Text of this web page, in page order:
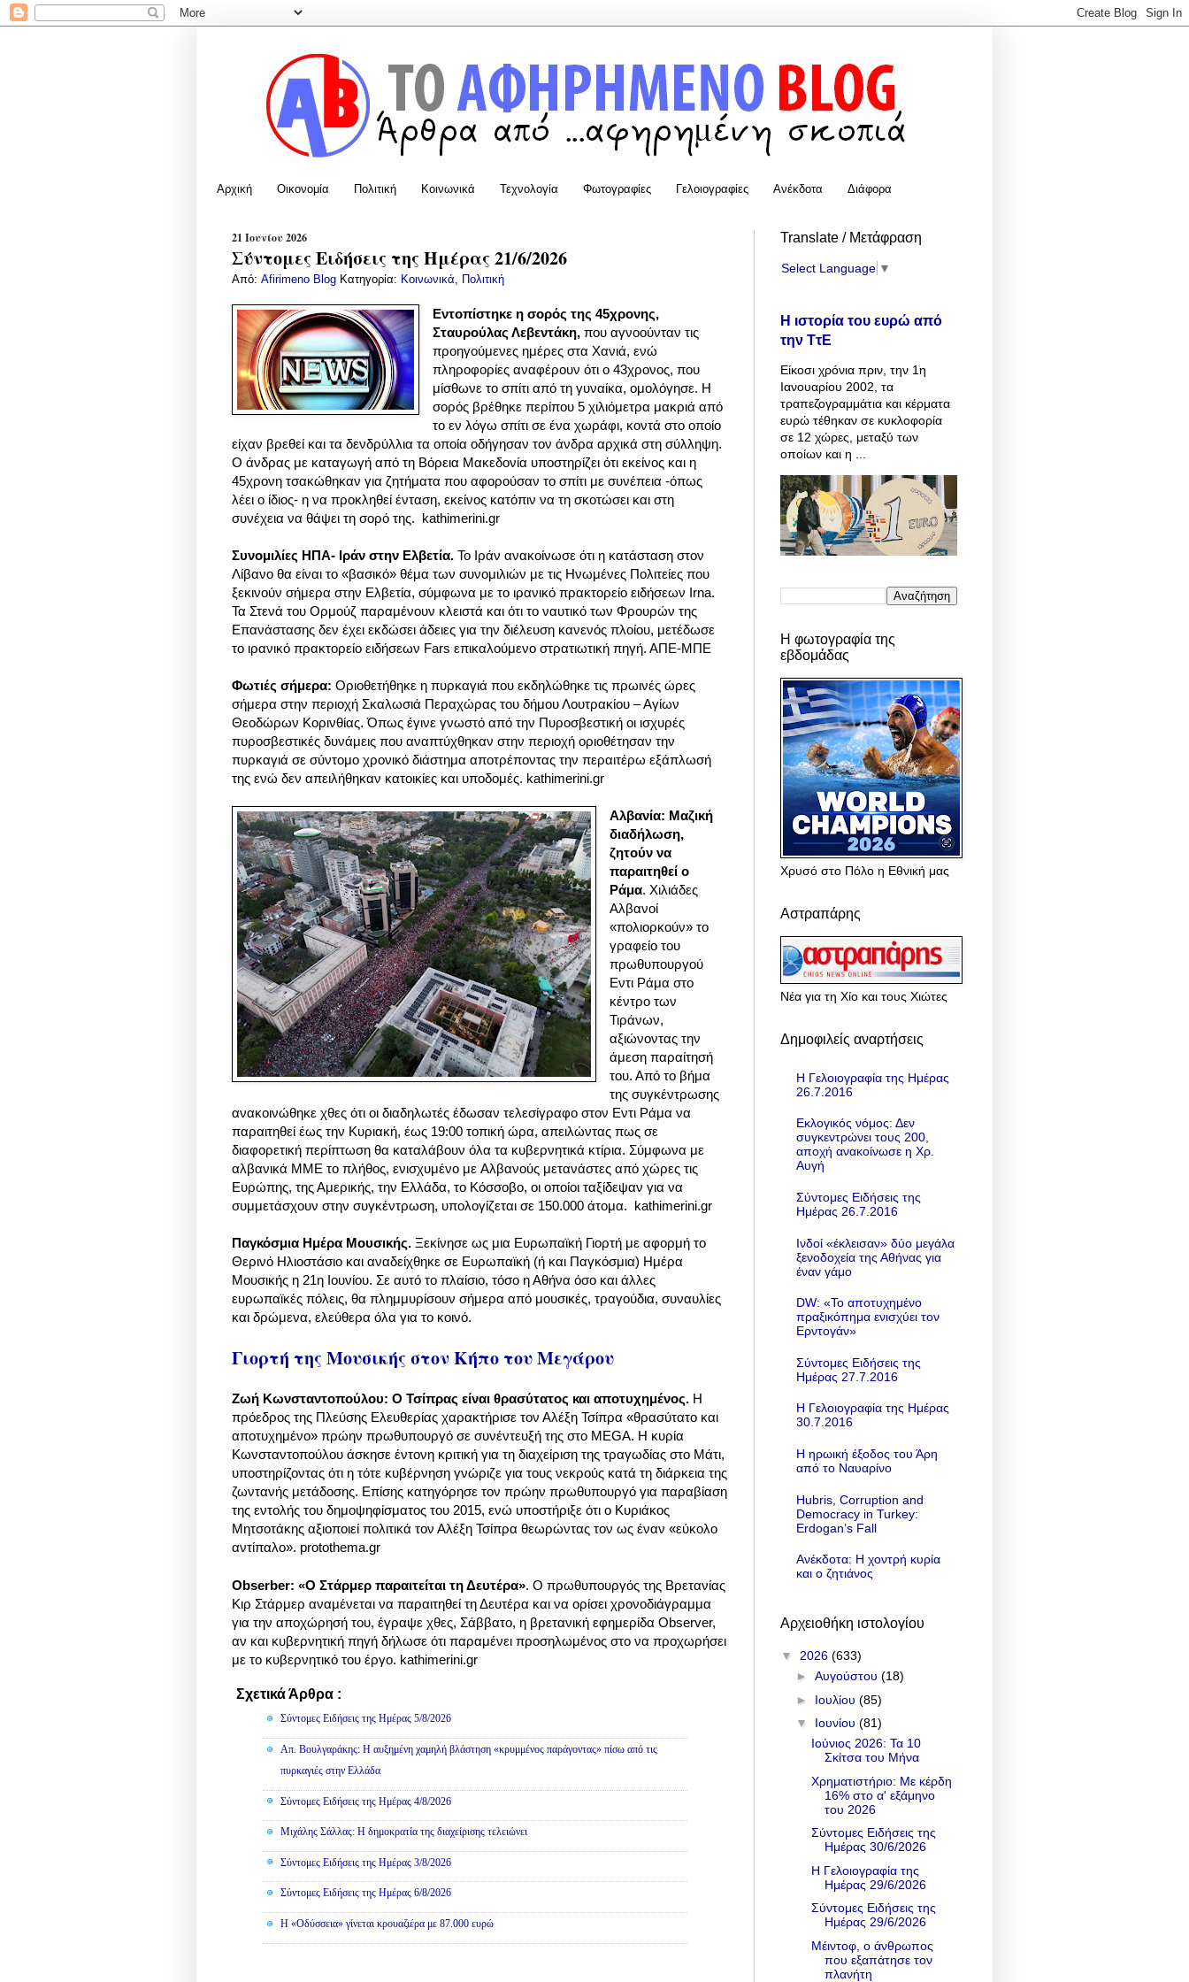
Αρχική Οικονομία Πολιτική Κοινωνικά Τεχνολογία Φωτογραφίες Γελοιογραφίες Ανέκδοτα Διάφορα
21 Ιουνίου 2026
Σύντομες Ειδήσεις της Ημέρας 21/6/2026
Από: Afirimeno Blog Κατηγορία: Κοινωνικά Πολιτική
Εντοπίστηκε η σορός της 45χρονης,
Σταυρούλας Λεβεντάκη, που αγνοούνταν τις
προηγούμενες ημέρες στα Χανιά, ενώ
πληροφορίες αναφέρουν ότι ο 43χρονος, που
μίσθωνε το σπίτι από τη γυναίκα, ομολόγησε. Η
σορός βρέθηκε περίπου 5 χιλιόμετρα μακριά από
το εν λόγω σπίτι σε ένα χωράφι, κοντά στο οποίο
είχαν βρεθεί και τα δενδρύλλια τα οποία οδήγησαν τον άνδρα αρχικά στη σύλληψη.
Ο άνδρας με καταγωγή από τη Βόρεια Μακεδονία υποστηρίζει ότι εκείνος και η
45χρονη τσακώθηκαν για ζητήματα που αφορούσαν το σπίτι με συνέπεια -όπως
λέει ο ίδιος- η να προκληθεί ένταση, εκείνος κατόπιν να τη σκοτώσει και στη
συνέχεια να θάψει τη σορό της.
kathimerini.gr
Συνομιλίες ΗΠΑ- Ιράν στην Ελβετία. Το Ιράν ανακοίνωσε ότι η κατάσταση στον
Λίβανο θα είναι το «βασικό» θέμα των συνομιλιών με τις Ηνωμένες Πολιτείες που
ξεκινούν σήμερα στην Ελβετία, σύμφωνα με το ιρανικό πρακτορείο ειδήσεων Irna.
Τα Στενά του Ορμούζ παραμένουν κλειστά και ότι το ναυτικό των Φρουρών της
Επανάστασης δεν έχει εκδώσει άδειες για την διέλευση κανενός πλοίου, μετέδωσε
το ιρανικό πρακτορείο ειδήσεων ⁠Fars επικαλούμενο στρατιωτική πηγή. ΑΠΕ-ΜΠΕ
Φωτιές σήμερα: Οριοθετήθηκε η πυρκαγιά που εκδηλώθηκε τις πρωινές ώρες
σήμερα στην περιοχή Σκαλωσιά Περαχώρας του δήμου Λουτρακίου – Αγίων
Θεοδώρων Κορινθίας. Όπως έγινε γνωστό από την Πυροσβεστική οι ισχυρές
πυροσβεστικές δυνάμεις που αναπτύχθηκαν στην περιοχή οριοθέτησαν την
πυρκαγιά σε σύντομο χρονικό διάστημα αποτρέποντας την περαιτέρω εξάπλωσή
της ενώ δεν απειλήθηκαν κατοικίες και υποδομές. kathimerini.gr
Αλβανία: Μαζική
διαδήλωση,
ζητούν να
παραιτηθεί ο
Ράμα. Χιλιάδες
Αλβανοί
«πολιορκούν» το
γραφείο του
πρωθυπουργού
Eντι Ράμα στο
κέντρο των
Τιράνων,
αξιώνοντας την
άμεση παραίτησή
του. Από το βήμα
της συγκέντρωσης
ανακοινώθηκε χθες ότι οι διαδηλωτές έδωσαν τελεσίγραφο στον Eντι Ράμα να
παραιτηθεί έως την Κυριακή, έως 19:00 τοπική ώρα, απειλώντας πως σε
διαφορετική περίπτωση θα καταλάβουν όλα τα κυβερνητικά κτίρια. Σύμφωνα με
αλβανικά ΜΜΕ το πλήθος, ενισχυμένο με Aλβανούς μετανάστες από χώρες τις
Ευρώπης, της Αμερικής, την Ελλάδα, το Κόσσοβο, οι οποίοι ταξίδεψαν για να
συμμετάσχουν στην συγκέντρωση, υπολογίζεται σε 150.000 άτομα. kathimerini.gr
Παγκόσμια Ημέρα Μουσικής. Ξεκίνησε ως μια Ευρωπαϊκή Γιορτή με αφορμή το
Θερινό Ηλιοστάσιο και αναδείχθηκε σε Ευρωπαϊκή (ή και Παγκόσμια) Ημέρα
Μουσικής η 21η Ιουνίου. Σε αυτό το πλαίσιο, τόσο η Αθήνα όσο και άλλες
ευρωπαϊκές πόλεις, θα πλημμυρίσουν σήμερα από μουσικές, τραγούδια, συναυλίες
και δρώμενα, ελεύθερα όλα για το κοινό.
Γιορτή της Μουσικής στον Κήπο του Μεγάρου
Ζωή Κωνσταντοπούλου: Ο Τσίπρας είναι θρασύτατος και αποτυχημένος. Η
πρόεδρος της Πλεύσης Ελευθερίας χαρακτήρισε τον Αλέξη Τσίπρα «θρασύτατο και
αποτυχημένο» πρώην πρωθυπουργό σε συνέντευξή της στο MEGA. Η κυρία
Κωνσταντοπούλου άσκησε έντονη κριτική για τη διαχείριση της τραγωδίας στο Μάτι,
υποστηρίζοντας ότι η τότε κυβέρνηση γνώριζε για τους νεκρούς κατά τη διάρκεια της
ζωντανής μετάδοσης. Επίσης κατηγόρησε τον πρώην πρωθυπουργό για παραβίαση
της εντολής του δημοψηφίσματος του 2015, ενώ υποστήριξε ότι ο Κυριάκος
Μητσοτάκης αξιοποιεί πολιτικά τον Αλέξη Τσίπρα θεωρώντας τον ως έναν «εύκολο
αντίπαλο». protothema.gr
Obserber: «Ο Στάρμερ παραιτείται τη Δευτέρα». Ο πρωθυπουργός της Βρετανίας
Κιρ Στάρμερ αναμένεται να παραιτηθεί τη Δευτέρα και να ορίσει χρονοδιάγραμμα
για την αποχώρησή του, έγραψε χθες, Σάββατο, η βρετανική εφημερίδα Observer,
αν και κυβερνητική πηγή δήλωσε ότι παραμένει προσηλωμένος στο να προχωρήσει
με το κυβερνητικό του έργο. kathimerini.gr
Σχετικά Άρθρα :
Σύντομες Ειδήσεις της Ημέρας 5/8/2026
Απ. Βουλγαράκης: Η αυξημένη χαμηλή βλάστηση «κρυμμένος παράγοντας» πίσω από τις
πυρκαγιές στην Ελλάδα
Σύντομες Ειδήσεις της Ημέρας 4/8/2026
Μιχάλης Σάλλας: Η δημοκρατία της διαχείρισης τελειώνει
Σύντομες Ειδήσεις της Ημέρας 3/8/2026
Σύντομες Ειδήσεις της Ημέρας 6/8/2026
Η «Οδύσσεια» γίνεται κρουαζιέρα με 87.000 ευρώ
Translate / Μετάφραση
Select Language ▼
Η ιστορία του ευρώ από
την ΤτΕ
Είκοσι χρόνια πριν, την 1η
Ιανουαρίου 2002, τα
τραπεζογραμμάτια και κέρματα
ευρώ τέθηκαν σε κυκλοφορία
σε 12 χώρες, μεταξύ των
οποίων και η ...
Η φωτογραφία της
εβδομάδας
Χρυσό στο Πόλο η Εθνική μας
Αστραπάρης
Νέα για τη Χίο και τους Χιώτες
Δημοφιλείς αναρτήσεις
Η Γελοιογραφία της Ημέρας
26.7.2016
Εκλογικός νόμος: Δεν
συγκεντρώνει τους 200,
αποχή ανακοίνωσε η Χρ.
Αυγή
Σύντομες Ειδήσεις της
Ημέρας 26.7.2016
Ινδοί «έκλεισαν» δύο μεγάλα
ξενοδοχεία της Αθήνας για
έναν γάμο
DW: «To αποτυχημένο
πραξικόπημα ενισχύει τον
Ερντογάν»
Σύντομες Ειδήσεις της
Ημέρας 27.7.2016
Η Γελοιογραφία της Ημέρας
30.7.2016
Η ηρωική έξοδος του Άρη
από το Ναυαρίνο
Hubris, Corruption and
Democracy in Turkey:
Erdogan’s Fall
Ανέκδοτα: Η χοντρή κυρία
και ο ζητιάνος
Αρχειοθήκη ιστολογίου
▼ 2026 (633)
► Αυγούστου (18)
► Ιουλίου (85)
▼ Ιουνίου (81)
Ιούνιος 2026: Τα 10
Σκίτσα του Μήνα
Χρηματιστήριο: Με κέρδη
16% στο α' εξάμηνο
του 2026
Σύντομες Ειδήσεις της
Ημέρας 30/6/2026
Η Γελοιογραφία της
Ημέρας 29/6/2026
Σύντομες Ειδήσεις της
Ημέρας 29/6/2026
Μέιντοφ, ο άνθρωπος
που εξαπάτησε τον
πλανήτη